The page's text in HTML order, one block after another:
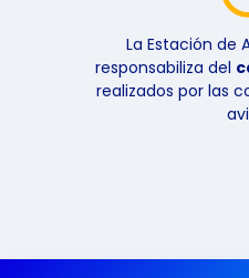
La Estación de
responsabiliza del
realizados por las